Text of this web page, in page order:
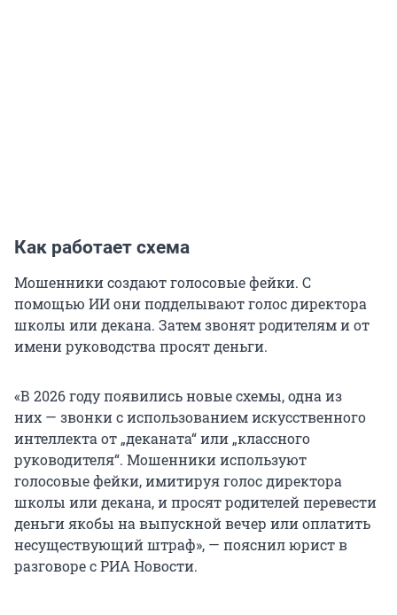
Как работает схема
Мошенники создают голосовые фейки. С
помощью ИИ они подделывают голос директора
школы или декана. Затем звонят родителям и от
имени руководства просят деньги.
«В 2026 году появились новые схемы, одна из
них — звонки с использованием искусственного
интеллекта от „деканата“ или „классного
руководителя“. Мошенники используют
голосовые фейки, имитируя голос директора
школы или декана, и просят родителей перевести
деньги якобы на выпускной вечер или оплатить
несуществующий штраф», — пояснил юрист в
разговоре с РИА Новости.